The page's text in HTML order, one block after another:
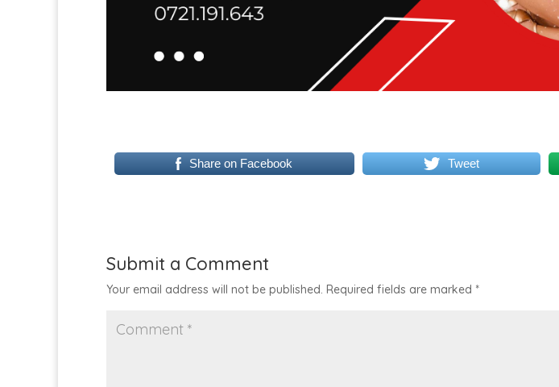
Share on Facebook Tweet
Submit a Comment
Your email address will not be published. Required fields are marked *